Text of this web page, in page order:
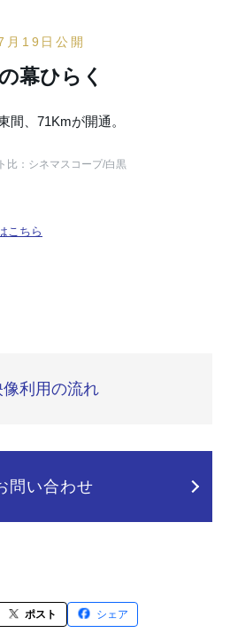
19日公開
幕ひらく
間、71Kmが開通。
比：シネマスコープ/白黒
こちら
像利用の流れ
問い合わせ
ポスト シェア